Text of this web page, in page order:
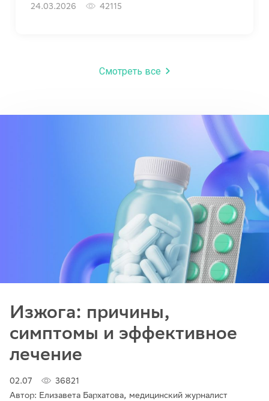
24.03.2026 42115
Смотреть все
Изжога: причины,
симптомы и эффективное
лечение
02.07
36821
Автор: Елизавета Бархатова, медицинский журналист